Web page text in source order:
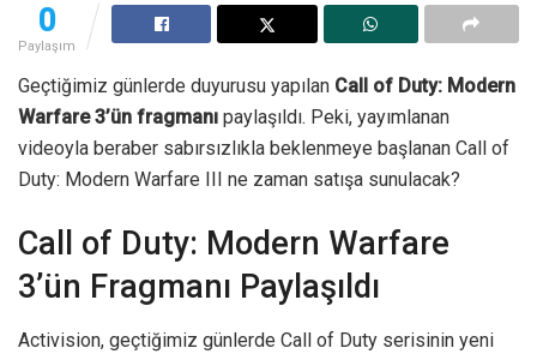
0
Paylaşım
Geçtiğimiz günlerde duyurusu yapılan Call of Duty: Modern
Warfare 3’ün fragmanı paylaşıldı. Peki, yayımlanan
videoyla beraber sabırsızlıkla beklenmeye başlanan Call of
Duty: Modern Warfare III ne zaman satışa sunulacak?
Call of Duty: Modern Warfare
3’ün Fragmanı Paylaşıldı
Activision, geçtiğimiz günlerde Call of Duty serisinin yeni